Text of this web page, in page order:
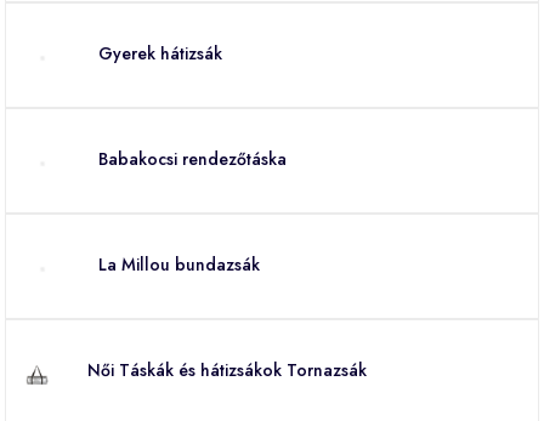
Gyerek hátizsák
Babakocsi rendezőtáska
La Millou bundazsák
Női Táskák és hátizsákok Tornazsák